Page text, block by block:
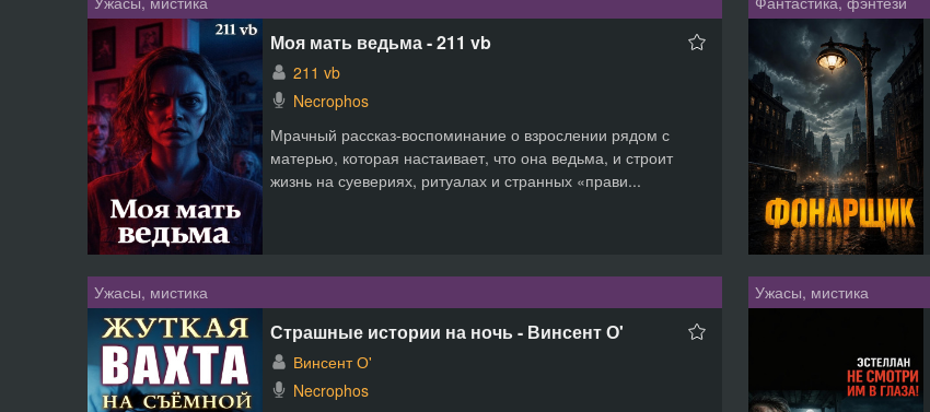
Моя мать ведьма - 211 vb
211 vb
Necrophos
Мрачный рассказ-воспоминание о взрослении рядом с
матерью, которая настаивает, что она ведьма, и строит
жизнь на суевериях, ритуалах и странных «прави...
Ужасы, мистика
Страшные истории на ночь - Винсент О'
Винсент О'
Necrophos
Ужасы, мистика